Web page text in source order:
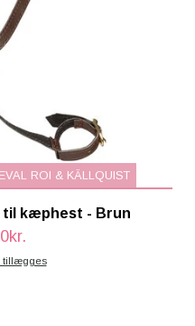
ROI & KÄLLQUIST
til kæphest - Brun
tillægges